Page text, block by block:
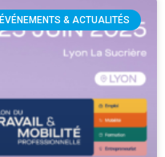
ÉVÉNEMENTS & ACTUALITÉS